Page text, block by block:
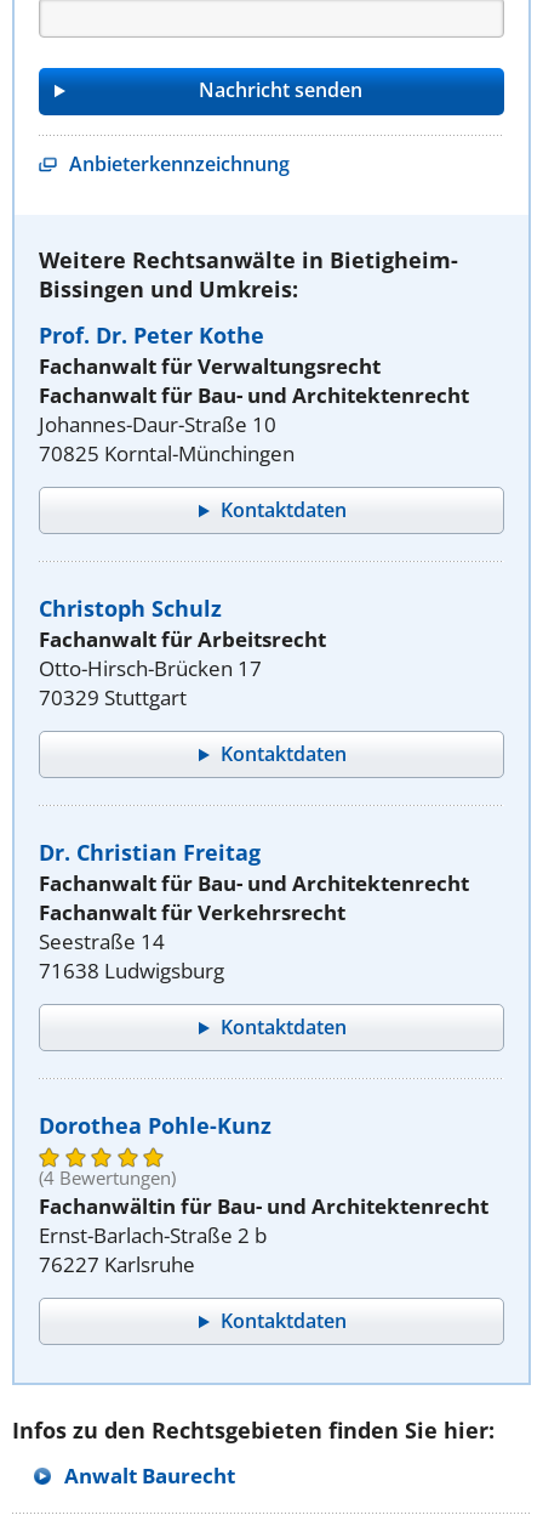
Anbieterkennzeichnung
Weitere Rechtsanwälte in Bietigheim-
Bissingen und Umkreis:
Prof. Dr. Peter Kothe
Fachanwalt für Verwaltungsrecht
Fachanwalt für Bau- und Architektenrecht
Johannes-Daur-Straße 10
70825 Korntal-Münchingen
Kontaktdaten
Christoph Schulz
Fachanwalt für Arbeitsrecht
Otto-Hirsch-Brücken 17
70329 Stuttgart
Kontaktdaten
Dr. Christian Freitag
Fachanwalt für Bau- und Architektenrecht
Fachanwalt für Verkehrsrecht
Seestraße 14
71638 Ludwigsburg
Kontaktdaten
Dorothea Pohle-Kunz
(4 Bewertungen)
Fachanwältin für Bau- und Architektenrecht
Ernst-Barlach-Straße 2 b
76227 Karlsruhe
Kontaktdaten
Infos zu den Rechtsgebieten finden Sie hier:
Anwalt Baurecht